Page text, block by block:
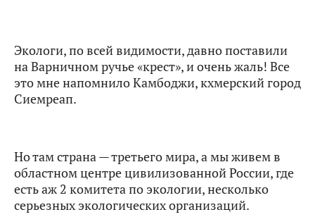
Экологи, по всей видимости, давно поставили
на Варничном ручье «крест», и очень жаль! Все
это мне напомнило Камбоджи, кхмерский город
Сиемреап.
Но там страна — третьего мира, а мы живем в
областном центре цивилизованной России, где
есть аж 2 комитета по экологии, несколько
серьезных экологических организаций.